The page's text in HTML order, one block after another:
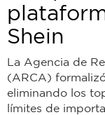
Shein
La Agencia de
(ARCA)
eliminando los
límites de